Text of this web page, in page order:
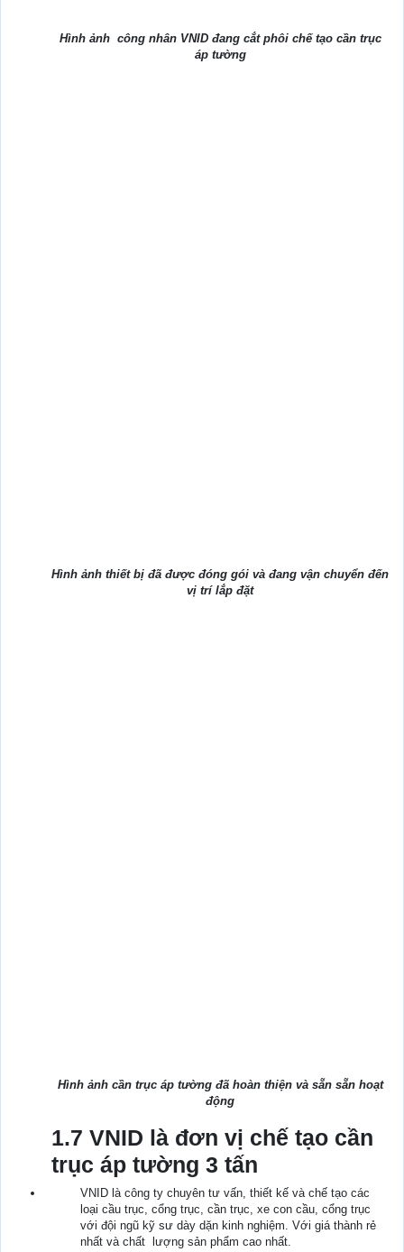
Hình ảnh công nhân VNID đang cắt phôi chế tạo cần trục
áp tường
Hình ảnh thiết bị đã được đóng gói và đang vận chuyển đến
vị trí lắp đặt
Hình ảnh cần trục áp tường đã hoàn thiện và sẵn sẵn hoạt
động
1.7 VNID là đơn vị chế tạo cần
trục áp tường 3 tấn
VNID là công ty chuyên tư vấn, thiết kế và chế tạo các
loại cầu trục, cổng trục, cần trục, xe con cầu, cổng trục
với đội ngũ kỹ sư dày dặn kinh nghiệm. Với giá thành rẻ
nhất và chất lượng sản phẩm cao nhất.